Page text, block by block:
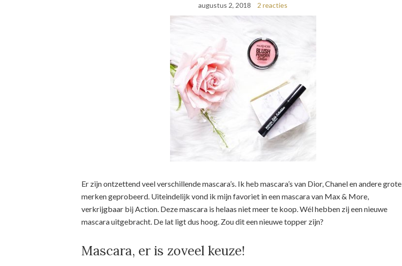
augustus 2, 2018 2 reacties
Er zijn ontzettend veel verschillende mascara’s. Ik heb mascara’s van Dior, Chanel en andere grote
merken geprobeerd. Uiteindelijk vond ik mijn favoriet in een mascara van Max & More,
verkrijgbaar bij Action. Deze mascara is helaas niet meer te koop. Wél hebben zij een nieuwe
mascara uitgebracht. De lat ligt dus hoog. Zou dit een nieuwe topper zijn?
Mascara, er is zoveel keuze!